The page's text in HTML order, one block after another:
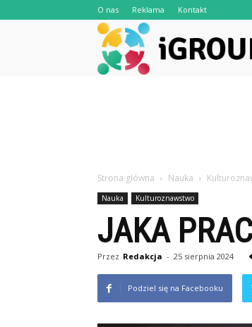
O nas Reklama Kontakt
Strona główna Nauka
Nauka Kulturoznawstwo
JAKA
Przez Redakcja - 25 sierpnia 2024
Podziel się na Facebooku